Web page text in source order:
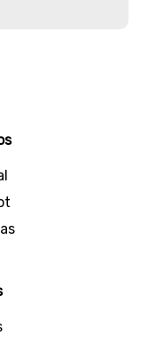
cantidad
en Hogar
a tus
tu comida en
o grande.
para mezclar,
Una
una forma
a todos los